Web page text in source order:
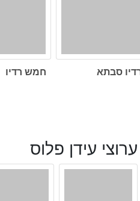
סבתא חמש רדיו
ערוצי עידן פלוס